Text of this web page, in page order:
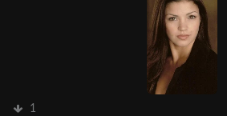
1